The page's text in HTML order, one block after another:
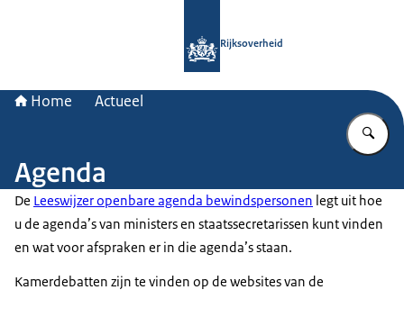
Rijksoverheid
Home Actueel
Agenda
De Leeswijzer openbare agenda bewindspersonen legt uit hoe
u de agenda’s van ministers en staatssecretarissen kunt vinden
en wat voor afspraken er in die agenda’s staan.
Kamerdebatten zijn te vinden op de websites van de